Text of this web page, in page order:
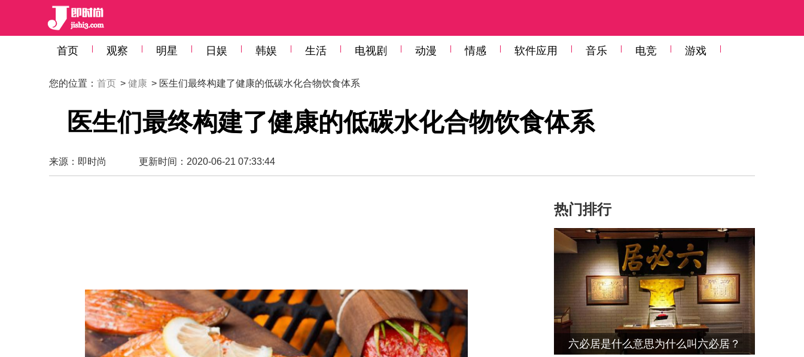
首页 观察 明星 日娱 韩娱 生活 电视剧 动漫 情感 软件应用 音乐 电竞 游戏
您的位置： 首页 > 健康 > 医生们最终构建了健康的低碳水化合物饮食体系
医生们最终构建了健康的低碳水化合物饮食体系
来源： 即时尚 更新时间：2020-06-21 07:33:44
热门排行
六必居是什么意思为什么叫六必居？